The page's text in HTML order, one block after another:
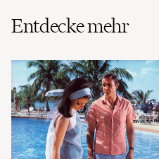
Entdecke mehr